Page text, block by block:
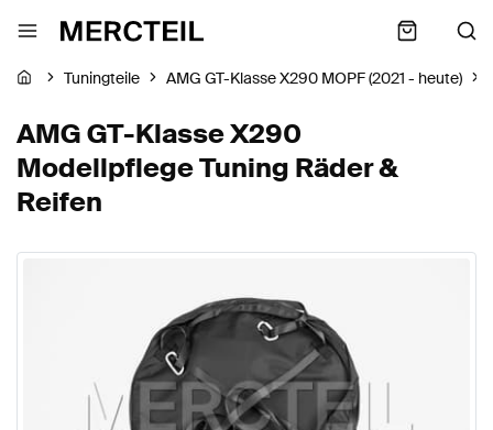
Tuningteile AMG GT-Klasse X290 MOPF (2021 - heute)
AMG GT-Klasse X290
Modellpflege Tuning Räder &
Reifen